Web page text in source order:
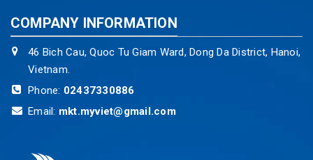
COMPANY INFORMATION
46 Bich Cau, Quoc Tu Giam Ward, Dong Da District, Hanoi,
Vietnam.
Phone: 02437330886
Email: mkt.myviet@gmail.com